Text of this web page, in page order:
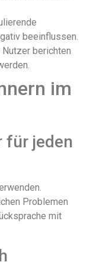
beeinflussen.
berichten
im
für jeden
Problemen
mit